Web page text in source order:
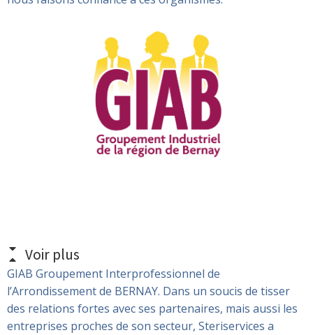
Voir plus
GIAB Groupement Interprofessionnel de
l’Arrondissement de BERNAY. Dans un soucis de tisser
des relations fortes avec ses partenaires, mais aussi les
entreprises proches de son secteur, Steriservices a